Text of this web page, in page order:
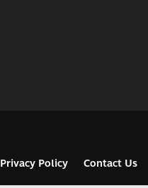
Privacy Policy Contact Us